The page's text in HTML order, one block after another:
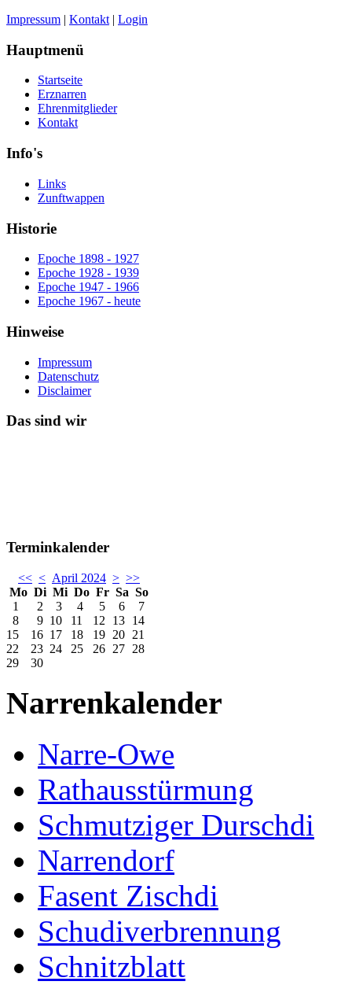
Impressum | Kontakt | Login
Hauptmenü
Startseite
Erznarren
Ehrenmitglieder
Kontakt
Info's
Links
Zunftwappen
Historie
Epoche 1898 - 1927
Epoche 1928 - 1939
Epoche 1947 - 1966
Epoche 1967 - heute
Hinweise
Impressum
Datenschutz
Disclaimer
Das sind wir
Terminkalender
<< < April 2024 > >>
Mo Di Mi Do Fr Sa So
1
2 3 4 5 6
7
8
9 10 11 12 13 14
15
16 17 18 19 20 21
22
23 24 25 26 27 28
29
30
Narrenkalender
Narre-Owe
Rathausstürmung
Schmutziger Durschdi
Narrendorf
Fasent Zischdi
Schudiverbrennung
Schnitzblatt